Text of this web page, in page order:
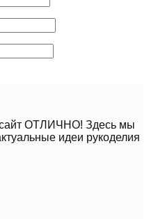
сайт ОТЛИЧНО! Здесь мы
идеи рукоделия